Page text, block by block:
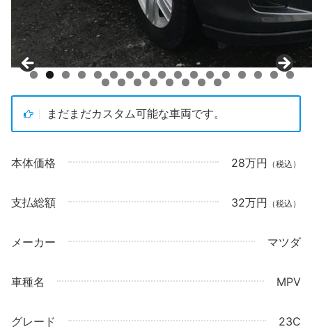
0 1 2 3 4 5 6 7
8 9 0 1 2 3 4
5
まだまだカスタム可能な車両です。
本体価格 28万円 （税込）
支払総額 32万円 （税込）
メーカー マツダ
車種名 MPV
グレード 23C